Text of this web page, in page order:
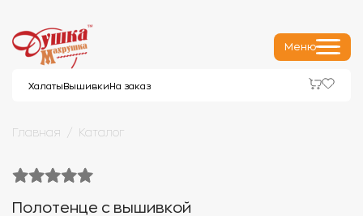
Меню
Халаты Вышивки На заказ
Главная Каталог
Полотенце с вышивкой